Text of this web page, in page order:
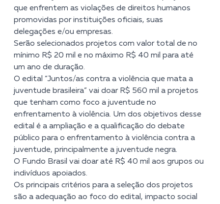
que enfrentem as violações de direitos humanos
promovidas por instituições oficiais, suas
delegações e/ou empresas.
Serão selecionados projetos com valor total de no
mínimo R$ 20 mil e no máximo R$ 40 mil para até
um ano de duração.
O edital “Juntos/as contra a violência que mata a
juventude brasileira” vai doar R$ 560 mil a projetos
que tenham como foco a juventude no
enfrentamento à violência. Um dos objetivos desse
edital é a ampliação e a qualificação do debate
público para o enfrentamento à violência contra a
juventude, principalmente a juventude negra.
O Fundo Brasil vai doar até R$ 40 mil aos grupos ou
indivíduos apoiados.
Os principais critérios para a seleção dos projetos
são a adequação ao foco do edital, impacto social